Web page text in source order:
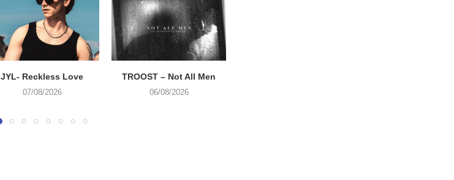
JYL- Reckless Love
07/08/2026
TROOST – Not All Men
06/08/2026